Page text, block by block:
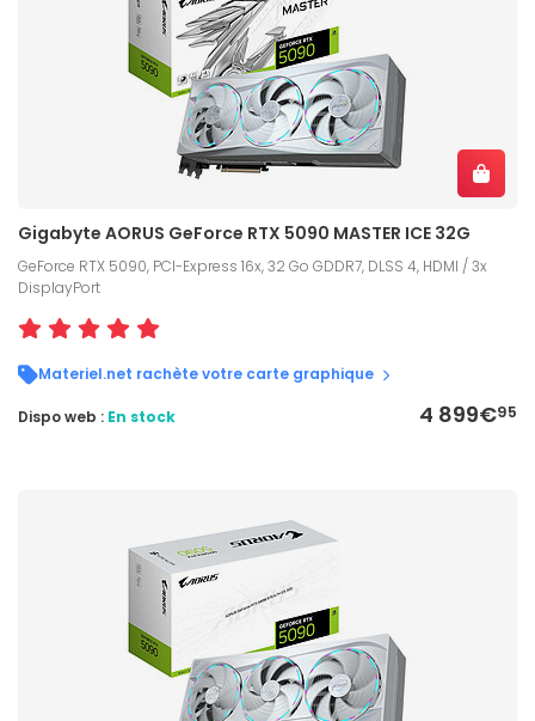
Gigabyte AORUS GeForce RTX 5090 MASTER ICE 32G
GeForce RTX 5090, PCI-Express 16x, 32 Go GDDR7, DLSS 4, HDMI / 3x
DisplayPort
Materiel.net rachète votre carte graphique
4 899€95
Dispo web : En stock